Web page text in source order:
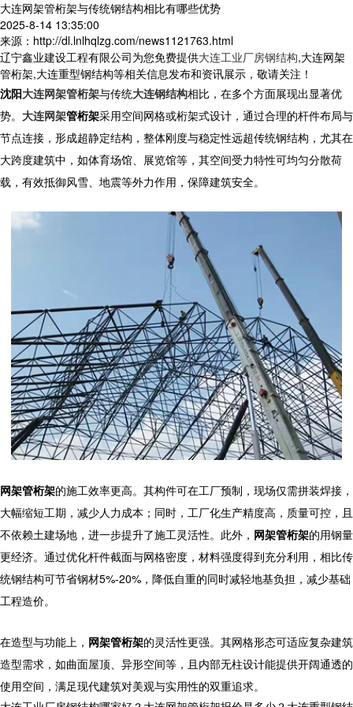
大连网架管桁架与传统钢结构相比有哪些优势
2025-8-14 13:35:00
来源：http://dl.lnlhqlzg.com/news1121763.html
辽宁鑫业建设工程有限公司为您免费提供大连工业厂房钢结构,大连网架
管桁架,大连重型钢结构等相关信息发布和资讯展示，敬请关注！
沈阳大连网架管桁架与传统大连钢结构相比，在多个方面展现出显著优
势。 大连网架管桁架采用空间网格或桁架式设计，通过合理的杆件布局与
节点连接，形成超静定结构，整体刚度与稳定性远超传统钢结构，尤其在
大跨度建筑中，如体育场馆、展览馆等，其空间受力特性可均匀分散荷
载，有效抵御风雪、地震等外力作用，保障建筑安全。
网架管桁架的施工效率更高。其构件可在工厂预制，现场仅需拼装焊接，
大幅缩短工期，减少人力成本；同时，工厂化生产精度高，质量可控，且
不依赖土建场地，进一步提升了施工灵活性。此外， 网架管桁架的用钢量
更经济。通过优化杆件截面与网格密度，材料强度得到充分利用，相比传
统钢结构可节省钢材5%-20%，降低自重的同时减轻地基负担，减少基础
工程造价。
在造型与功能上， 网架管桁架的灵活性更强。其网格形态可适应复杂建筑
造型需求，如曲面屋顶、异形空间等，且内部无柱设计能提供开阔通透的
使用空间，满足现代建筑对美观与实用性的双重追求。